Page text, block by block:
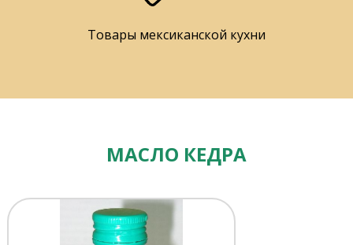
Товары мексиканской кухни
МАСЛО КЕДРА